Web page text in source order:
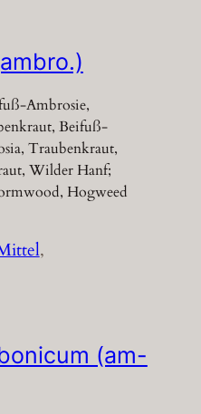
Ambrosie,
Beifuß-
Traubenkraut,
Wilder Hanf;
Hogweed
(am-